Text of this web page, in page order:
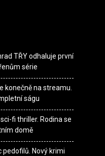
TŘY odhaluje první
série
konečně na streamu.
ságu
fi thriller. Rodina se
domě
pedofilů. Nový krimi